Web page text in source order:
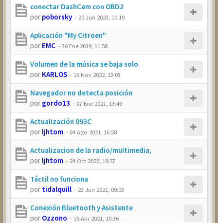
conectar DashCam con OBD2
por poborsky - 20 Jun 2023, 10:19
Aplicación "My Citroen"
por EMC -30 Ene 2019, 11:58
Volumen de la música se baja solo
por KARLOS - 16 Nov 2022, 13:03
Navegador no detecta posición
por gordo13 - 07 Ene 2021, 13:49
Actualización 093C
por ljhtom - 04 Ago 2021, 16:58
Actualizacion de la radio/multimedia,
por ljhtom - 24 Oct 2020, 19:57
Táctil no funciona
por tidalquill - 23 Jun 2021, 09:03
Conexión Bluetooth y Asistente
por Ozzono - 16 Abr 2021, 10:36